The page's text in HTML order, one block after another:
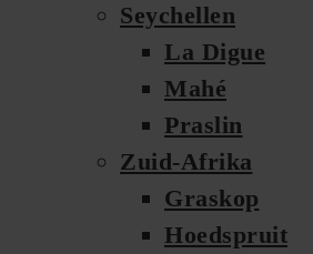
Seychellen
La Digue
Mahé
Praslin
Zuid-Afrika
Graskop
Hoedspruit